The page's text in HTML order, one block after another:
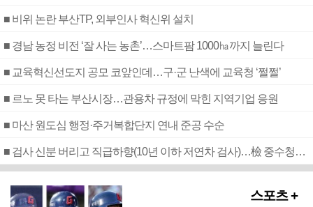
■ 비위 논란 부산TP, 외부인사 혁신위 설치
■ 경남 농정 비전 ‘잘 사는 농촌’…스마트팜 1000㏊까지 늘린다
■ 교육혁신선도지 공모 코앞인데…구·군 난색에 교육청 ‘쩔쩔’
■ 르노 못 타는 부산시장…관용차 규정에 막힌 지역기업 응원
■ 마산 원도심 행정·주거복합단지 연내 준공 수순
■ 검사 신분 버리고 직급하향(10년 이하 저연차 검사)…檢 중수청행 기피
스포츠 +